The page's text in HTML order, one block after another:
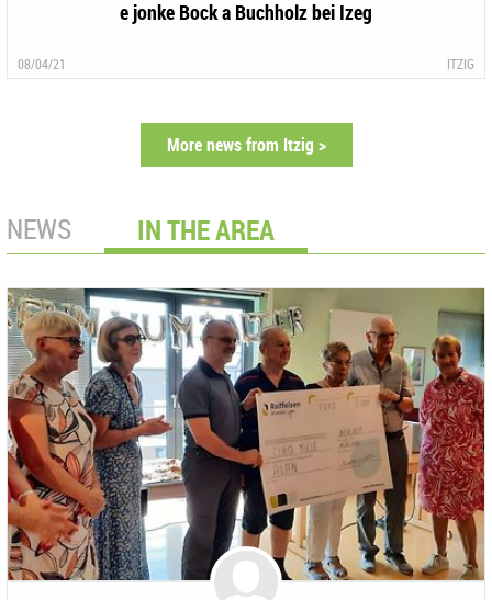
e jonke Bock a Buchholz bei Izeg
08/04/21 ITZIG
More news from Itzig >
NEWS IN THE AREA